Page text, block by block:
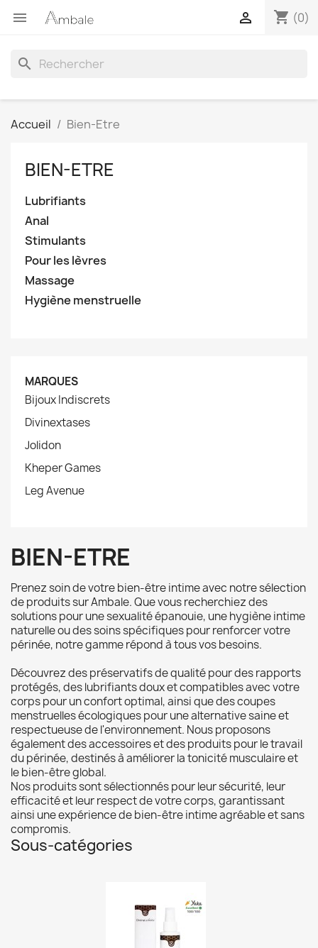
 shopping_cart (0)

search
Accueil Bien-Etre
BIEN-ETRE
Lubrifiants
Anal
Stimulants
Pour les lèvres
Massage
Hygiène menstruelle
MARQUES
Bijoux Indiscrets
Divinextases
Jolidon
Kheper Games
Leg Avenue
BIEN-ETRE
Prenez soin de votre bien-être intime avec notre sélection
de produits sur Ambale. Que vous recherchiez des
solutions pour une sexualité épanouie, une hygiène intime
naturelle ou des soins spécifiques pour renforcer votre
périnée, notre gamme répond à tous vos besoins.
Découvrez des préservatifs de qualité pour des rapports
protégés, des lubrifiants doux et compatibles avec votre
corps pour un confort optimal, ainsi que des coupes
menstruelles écologiques pour une alternative saine et
respectueuse de l'environnement. Nous proposons
également des accessoires et des produits pour le travail
du périnée, destinés à améliorer la tonicité musculaire et
le bien-être global.
Nos produits sont sélectionnés pour leur sécurité, leur
efficacité et leur respect de votre corps, garantissant
ainsi une expérience de bien-être intime agréable et sans
compromis.
Sous-catégories